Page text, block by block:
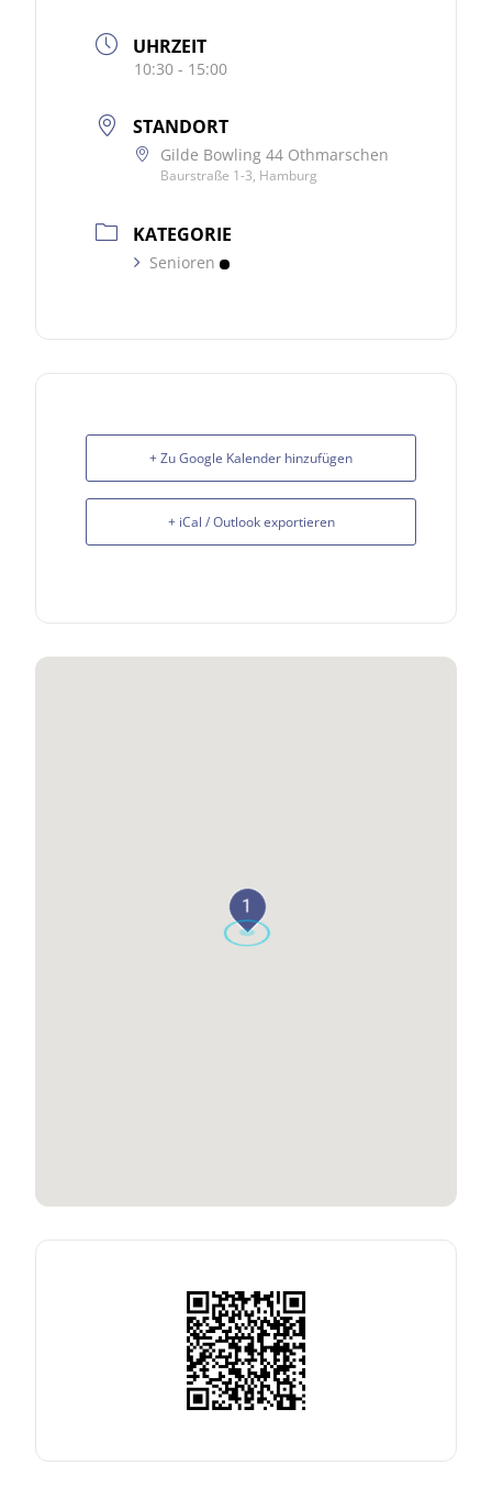
UHRZEIT
10:30 - 15:00
STANDORT
Gilde Bowling 44 Othmarschen
Baurstraße 1-3, Hamburg
KATEGORIE
Senioren
+ Zu Google Kalender hinzufügen
+ iCal / Outlook exportieren
1